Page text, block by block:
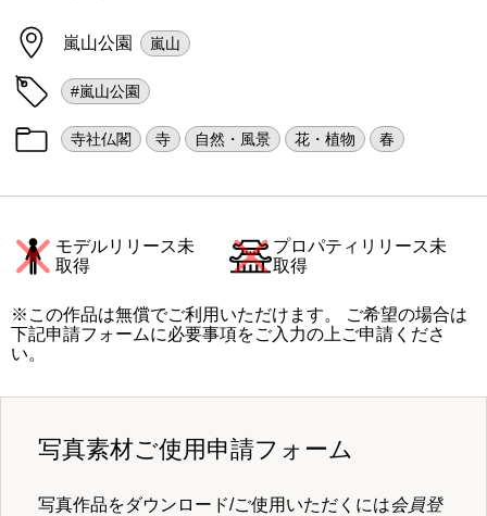
嵐山公園 嵐山
#嵐山公園
寺社仏閣 寺 自然・風景 花・植物 春
モデルリリース未
取得
プロパティリリース未
取得
※この作品は無償でご利用いただけます。 ご希望の場合は
下記申請フォームに必要事項をご入力の上ご申請くださ
い。
写真素材ご使用申請フォーム
写真作品をダウンロード/ご使用いただくには会員登